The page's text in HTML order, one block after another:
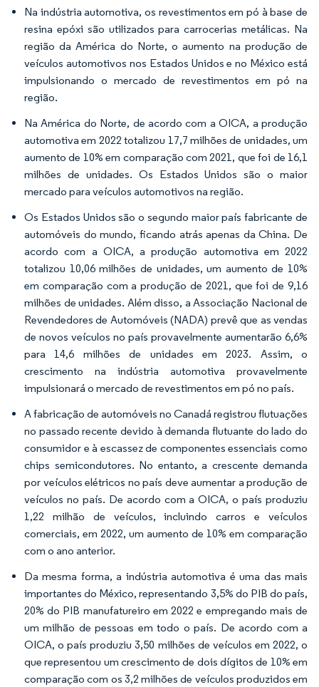
Na indústria automotiva, os revestimentos em pó à base de
resina epóxi são utilizados para carrocerias metálicas. Na
região da América do Norte, o aumento na produção de
veículos automotivos nos Estados Unidos e no México está
impulsionando o mercado de revestimentos em pó na
região.
Na América do Norte, de acordo com a OICA, a produção
automotiva em 2022 totalizou 17,7 milhões de unidades, um
aumento de 10% em comparação com 2021, que foi de 16,1
milhões de unidades. Os Estados Unidos são o maior
mercado para veículos automotivos na região.
Os Estados Unidos são o segundo maior país fabricante de
automóveis do mundo, ficando atrás apenas da China. De
acordo com a OICA, a produção automotiva em 2022
totalizou 10,06 milhões de unidades, um aumento de 10%
em comparação com a produção de 2021, que foi de 9,16
milhões de unidades. Além disso, a Associação Nacional de
Revendedores de Automóveis (NADA) prevê que as vendas
de novos veículos no país provavelmente aumentarão 6,6%
para 14,6 milhões de unidades em 2023. Assim, o
crescimento na indústria automotiva provavelmente
impulsionará o mercado de revestimentos em pó no país.
A fabricação de automóveis no Canadá registrou flutuações
no passado recente devido à demanda flutuante do lado do
consumidor e à escassez de componentes essenciais como
chips semicondutores. No entanto, a crescente demanda
por veículos elétricos no país deve aumentar a produção de
veículos no país. De acordo com a OICA, o país produziu
1,22 milhão de veículos, incluindo carros e veículos
comerciais, em 2022, um aumento de 10% em comparação
com o ano anterior.
Da mesma forma, a indústria automotiva é uma das mais
importantes do México, representando 3,5% do PIB do país,
20% do PIB manufatureiro em 2022 e empregando mais de
um milhão de pessoas em todo o país. De acordo com a
OICA, o país produziu 3,50 milhões de veículos em 2022, o
que representou um crescimento de dois dígitos de 10% em
comparação com os 3,2 milhões de veículos produzidos em